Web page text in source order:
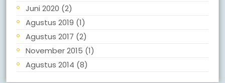
Juni 2020 (2)
Agustus 2019 (1)
Agustus 2017 (2)
November 2015 (1)
Agustus 2014 (8)